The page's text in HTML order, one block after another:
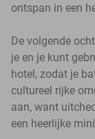
ontspan in een
De volgende
je en je kunt
hotel, zodat je
cultureel rijke
aan, want
een heerlijke